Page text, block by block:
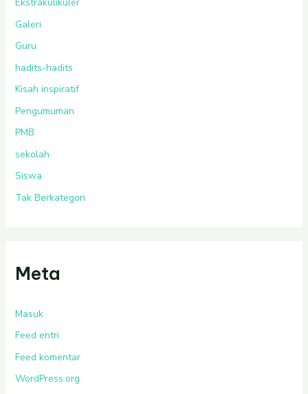
Galeri
Guru
hadits-hadits
Kisah inspiratif
Pengumuman
PMB
sekolah
Siswa
Tak Berkategori
Meta
Masuk
Feed entri
Feed komentar
WordPress.org